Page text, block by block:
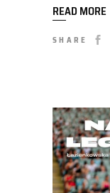
READ MORE
SHARE